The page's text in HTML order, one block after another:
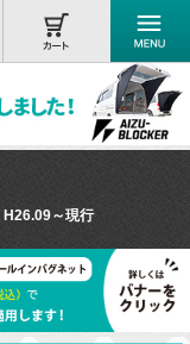
H26.09～現行